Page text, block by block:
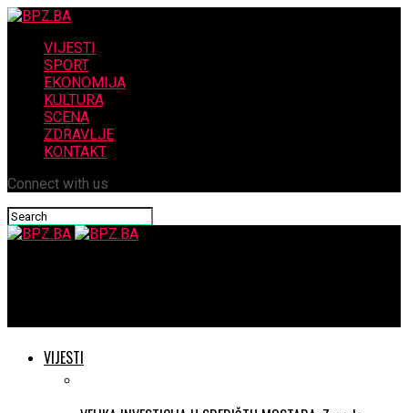
VIJESTI
SPORT
EKONOMIJA
KULTURA
SCENA
ZDRAVLJE
KONTAKT
Connect with us
VIJESTI